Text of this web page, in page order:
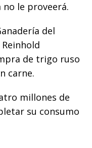
le proveerá.
del
de trigo ruso
carne.
millones de
su consumo